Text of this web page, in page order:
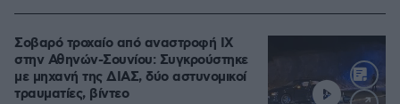
Σοβαρό τροχαίο από αναστροφή ΙΧ
στην Αθηνών-Σουνίου: Συγκρούστηκε
με μηχανή της ΔΙΑΣ, δύο αστυνομικοί
τραυματίες, βίντεο